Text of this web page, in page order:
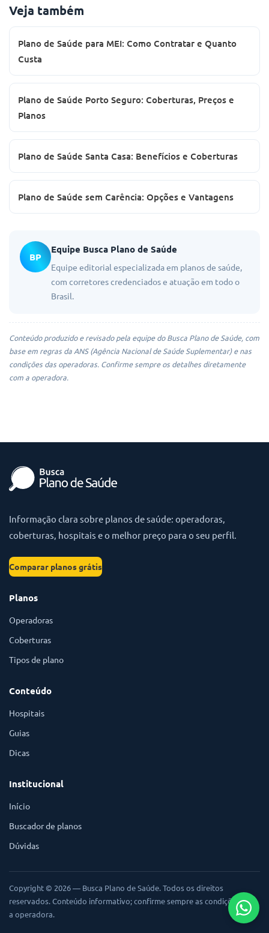
Veja também
Plano de Saúde para MEI: Como Contratar e Quanto
Custa
Plano de Saúde Porto Seguro: Coberturas, Preços e
Planos
Plano de Saúde Santa Casa: Benefícios e Coberturas
Plano de Saúde sem Carência: Opções e Vantagens
BP
Equipe Busca Plano de Saúde
Equipe editorial especializada em planos de saúde,
com corretores credenciados e atuação em todo o
Brasil.
Conteúdo produzido e revisado pela equipe do Busca Plano de Saúde, com
base em regras da ANS (Agência Nacional de Saúde Suplementar) e nas
condições das operadoras. Confirme sempre os detalhes diretamente
com a operadora.
Informação clara sobre planos de saúde: operadoras,
coberturas, hospitais e o melhor preço para o seu perfil.
Comparar planos grátis
Planos
Operadoras
Coberturas
Tipos de plano
Conteúdo
Hospitais
Guias
Dicas
Institucional
Início
Buscador de planos
Dúvidas
Copyright © 2026 — Busca Plano de Saúde. Todos os direitos
reservados. Conteúdo informativo; confirme sempre as condições com
a operadora.